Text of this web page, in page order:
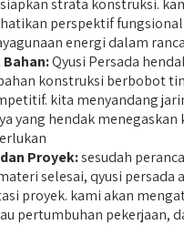
strata konstruksi.
perspektif
energi dalam
Qyusi Persada
konstruksi berbobot
kita menyandang
yang hendak menegaskan
Proyek:sesudah
selesai, qyusi persada
proyek. kami akan
pertumbuhan pekerjaan,